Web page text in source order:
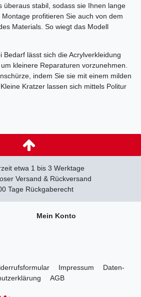
überaus stabil, sodass sie Ihnen lange
profitieren Sie auch von dem
Materials. So wiegt das Modell
Bedarf lässt sich die Acrylverkleidung
kleinere Reparaturen vorzunehmen.
indem Sie sie mit einem milden
Kratzer lassen sich mittels Politur
etwa 1 bis 3 Werktage
Versand & Rückversand
Tage Rückgaberecht
Mein Konto
Impressum
Daten­
AGB